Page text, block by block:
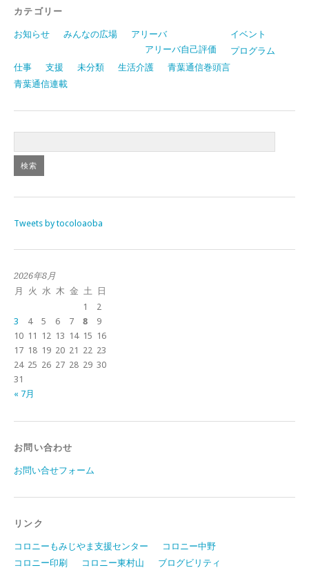
カテゴリー
お知らせ みんなの広場
アリーバ
アリーバ自己評価
イベント
プログラム
仕事
支援 未分類 生活介護
青葉通信巻頭言
青葉通信連載
Tweets by tocoloaoba
2026年8月
月
火 水 木 金 土
日
1
2
3
4 5 6 7 8
9
10 11 12 13 14 15 16
17 18 19 20 21 22 23
24 25 26 27 28 29 30
31
« 7月
お問い合わせ
お問い合せフォーム
リンク
コロニーもみじやま支援センター
コロニー中野
コロニー印刷
コロニー東村山 ブログビリティ